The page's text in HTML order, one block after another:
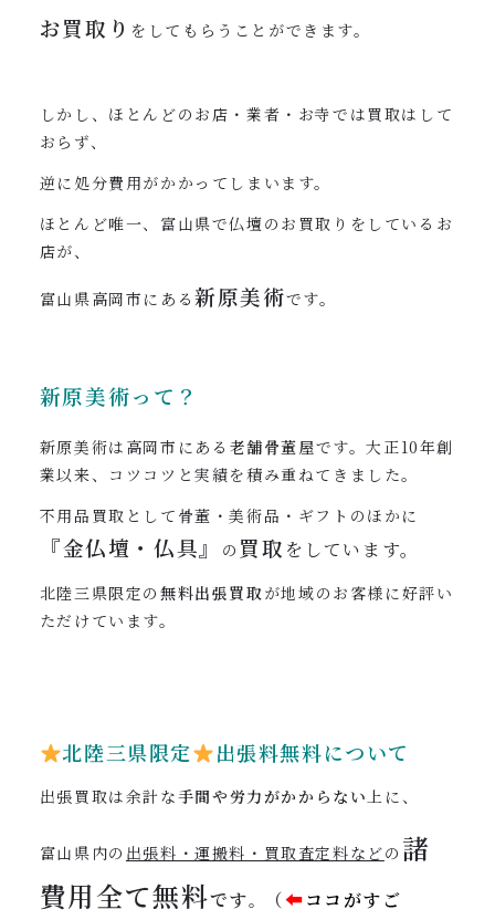
お買取り をしてもらうことができます。
しかし、ほとんどのお店・業者・お寺では買取はして
おらず、
逆に処分費用がかかってしまいます。
ほとんど唯一、富山県で仏壇のお買取りをしているお
店が、
富山県高岡市にある新原美術です。
新原美術って？
新原美術は高岡市にある 老舗骨董屋です。大正10年創
業以来、コツコツと実績を積み重ねてきました。
不用品買取として骨董・美術品・ギフトのほかに
『金仏壇・仏具』 の 買取 をしています。
北陸三県限定の無料出張買取が地域のお客様に好評い
ただけています。
北陸三県限定 出張料無料について
出張買取は余計な手間や労力がかからない上に、
富山県内の 出張料・運搬料・買取査定料などの 諸
費用全て無料です。 （⬅︎ココがすご